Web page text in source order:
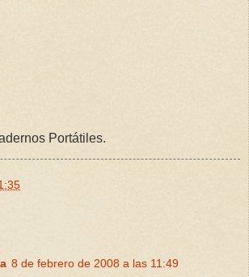
Portátiles.
8 de febrero de 2008 a las 11:49